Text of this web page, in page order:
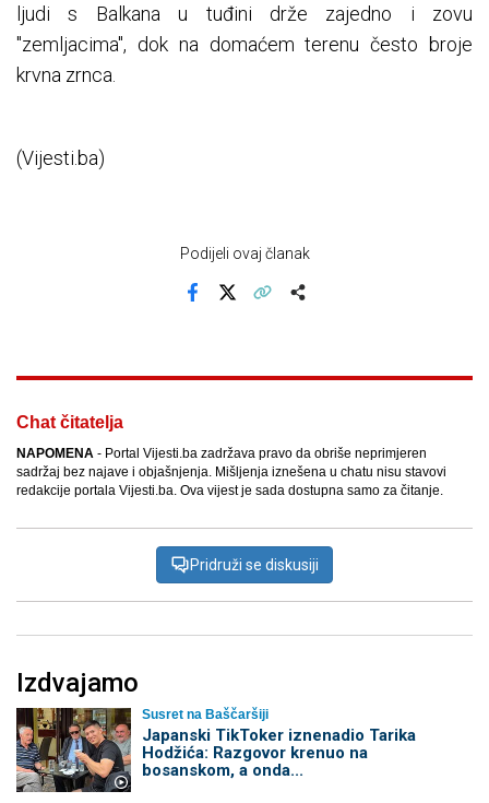
ljudi s Balkana u tuđini drže zajedno i zovu
"zemljacima", dok na domaćem terenu često broje
krvna zrnca.
(Vijesti.ba)
Podijeli ovaj članak
Chat čitatelja
NAPOMENA - Portal Vijesti.ba zadržava pravo da obriše neprimjeren
sadržaj bez najave i objašnjenja. Mišljenja iznešena u chatu nisu stavovi
redakcije portala Vijesti.ba. Ova vijest je sada dostupna samo za čitanje.
Pridruži se diskusiji
Izdvajamo
Susret na Baščaršiji
Japanski TikToker iznenadio Tarika
Hodžića: Razgovor krenuo na
bosanskom, a onda...